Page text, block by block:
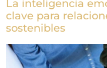
La inteligencia
clave para
sostenibles